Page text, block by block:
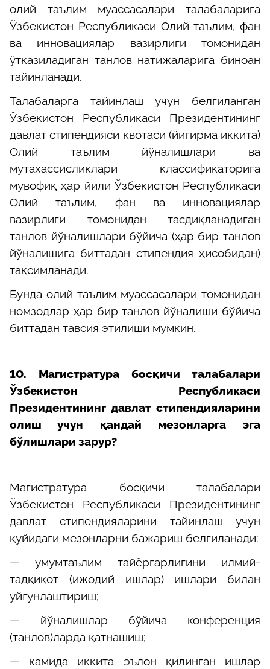
олий таълим муассасалари талабаларига
Ўзбекистон Республикаси Олий таълим, фан
ва инновациялар вазирлиги томонидан
ўтказиладиган танлов натижаларига биноан
тайинланади.
Талабаларга тайинлаш учун белгиланган
Ўзбекистон Республикаси Президентининг
давлат стипендияси квотаси (йигирма иккита)
Олий таълим йўналишлари ва
мутахассисликлари классификаторига
мувофиқ ҳар йили Ўзбекистон Республикаси
Олий таълим, фан ва инновациялар
вазирлиги томонидан тасдиқланадиган
танлов йўналишлари бўйича (ҳар бир танлов
йўналишига биттадан стипендия ҳисобидан)
тақсимланади.
Бунда олий таълим муассасалари томонидан
номзодлар ҳар бир танлов йўналиши бўйича
биттадан тавсия этилиши мумкин.
10.
Магистратура босқичи талабалари
Ўзбекистон Республикаси
Президентининг давлат стипендияларини
олиш учун қандай мезонларга эга
бўлишлари зарур?
Магистратура босқичи талабалари
Ўзбекистон Республикаси Президентининг
давлат стипендияларини тайинлаш учун
қуйидаги мезонларни бажариш белгиланади:
— умумтаълим тайёргарлигини илмий-
тадқиқот (ижодий ишлар) ишлари билан
уйғунлаштириш;
— йўналишлар бўйича конференция
(танлов)ларда қатнашиш;
— камида иккита эълон қилинган ишлар